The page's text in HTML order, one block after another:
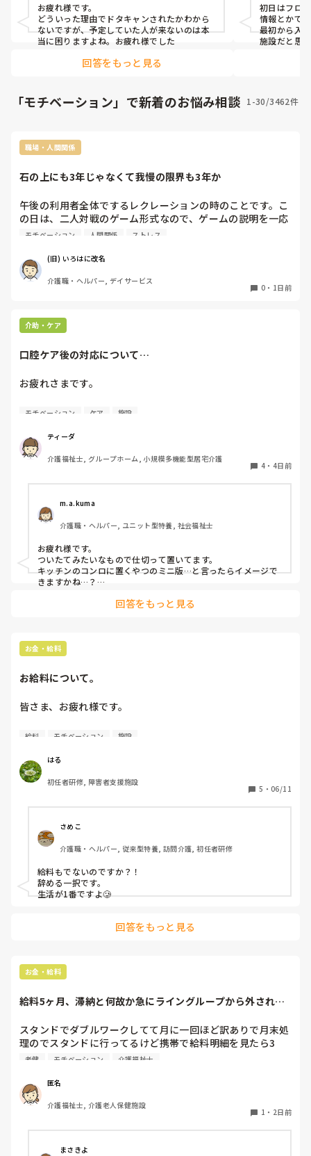
お疲れ様です。
どういった理由でドタキャンされたかわから
ないですが、予定していた人が来ないのは本
当に困りますよね。お疲れ様でした
回答をもっと見る
初日はフロ
情報とかで
最初から入
施設だと思
「モチベーション」で新着のお悩み相談 1-30/3462件
職場・人間関係
石の上にも3年じゃなくて我慢の限界も3年か
午後の利用者全体でするレクレーションの時のことです。こ
の日は、二人対戦のゲーム形式なので、ゲームの説明を一応
したのですが 、遠くの席の人からはよく見えていないので、
ームを始めようとしたら…
嫌味姉妹の次女が遠くから『いろはにさん 。遠くの人は見
腹の中では「遠くの人は見えないから、ゲームをする場所ま
で来たら、もう1回、説明します。と言ってあるじゃねえ
か。ひとの言ったことちゃんと聞いてろよ」と何度、腹のな
かで言っていたことか…
く違うことをやってるんだから、私の話なんてろくに耳には
けですが、 レクが始まっても手伝おうともせず。
嫌味姉妹の次女がレクリーダーをしている時には「何をすれ
ばいいですか」とか聞いて協力してんのに協力せずかい。
しかも、次女がレクリーダーの日に『ちょっとやりたいこと
があるからレクリーダー代わってと何回か言われてかわって
てねーのか』などいろいろ思い出したりするとキレそうにな
ったが、利用者がいたのでそこは我慢したが、 3年間ずっと
こんな調子だからね 。ふざけんじゃねーよ。
モチベーション 人間関係 ストレス
(旧) いろはに改名
介護職・ヘルパー, デイサービス
0 ・ 1日前
介助・ケア
口腔ケア後の対応について…
お疲れさまです。
皆さんの所では
私が経験したのは
コップや歯ブラシはどこも拭いて水気は取るのですが
同じカゴや同じしまう場所に他の方ともまとめて
しまっています…
（どうやっても当たるでしょ…。
と疑問に思ってて個人的に当たらないようにしてても
他の方はね…。自分ごとじゃないから気にならないのでしょ
うか？）
衛生的にどうなんでしょうか？？
過去に１度だけこれいいって思った方法は
現在はGHなのでMAXで9名ですが
何か多い施設で対応されてる
いい案があれば教えていただきたいです…。
よろしくお願いしますm(_ _)m
モチベーション ケア 施設
ティーダ
介護福祉士, グループホーム, 小規模多機能型居宅介護
4 ・ 4日前
m.a.kuma
介護職・ヘルパー, ユニット型特養, 社会福祉士
お疲れ様です。
ついたてみたいなもので仕切って置いてます。
キッチンのコンロに置くやつのミニ版…と言ったらイメージで
きますかね…？
回答をもっと見る
お金・給料
お給料について。
皆さま、お疲れ様です。
職場から今度のお給料が出せないかも。と言われました。
となると、ボーナスも出ない
泣きたくなる
給料 モチベーション 施設
はる
初任者研修, 障害者支援施設
5 ・ 06/11
さめこ
介護職・ヘルパー, 従来型特養, 訪問介護, 初任者研修
給料もでないのですか？！
辞める一択です。
生活が1番ですよ🥲
回答をもっと見る
お金・給料
給料5ヶ月、滞納と何故か急にライングループから外され
スタンドでダブルワークしてて月に一回ほど訳ありで月末処
理のでスタンドに行ってるけど携帯で給料明細を見たら3
月〜7月までの給料が一銭も振り込まれておらず何ヶ月前に
れてる落ちはないよね？」と聞いたら「月末にスタッフのタ
イムカードのチェックしてるし退職してないから月末処理を
お願いしてるから振り込まれてるはずだけど」と。いくら1
一銭も振り込まれて無いなんて酷すぎると思った。労働基準
局に連絡するべきでしょうか？
老健 モチベーション 介護福祉士
匿名
介護福祉士, 介護老人保健施設
1 ・ 2日前
まさきよ